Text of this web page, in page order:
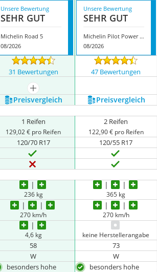
Unsere Bewertung
SEHR GUT
Michelin Road 5
08/2026
Unsere Bewertung
SEHR GUT
Michelin Pilot Power 2CT Set
08/2026
31 Bewertungen 47 Bewertungen
mehr anzeigen
Preis­vergleich Preis­vergleich
1 Reifen
129,02 € pro Reifen
2 Reifen
122,90 € pro Reifen
120/70 R17 120/55 R17
236 kg 365 kg
270 km/h 270 km/h
4,6 kg keine Herstellerangabe
58 73
W W
besonders hohe
besonders hohe